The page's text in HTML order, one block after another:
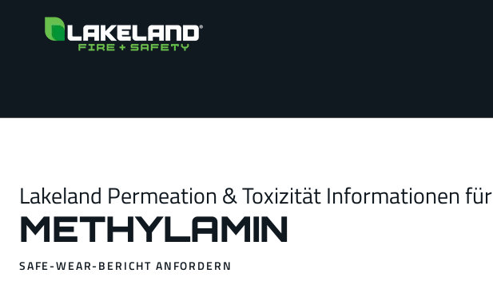
Lakeland Permeation & Toxizität Informationen für
METHYLAMIN
SAFE-WEAR-BERICHT ANFORDERN